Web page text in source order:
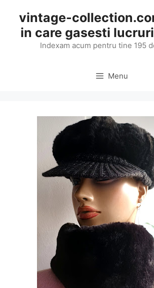
content
vintage-
in care gasesti
Indexam acum pentru tine 195
Menu